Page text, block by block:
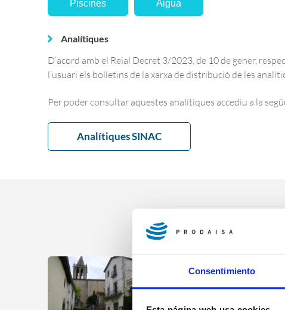
Consentimiento
Piscines Aigua
Analítiques
D’acord amb el Reial Decret 3/2023, de 10 de gener,
l’usuari els bolletins de la xarxa de distribució de les
Per poder consultar aquestes analítiques accediu a la
Analítiques SINAC
Aiguaviva